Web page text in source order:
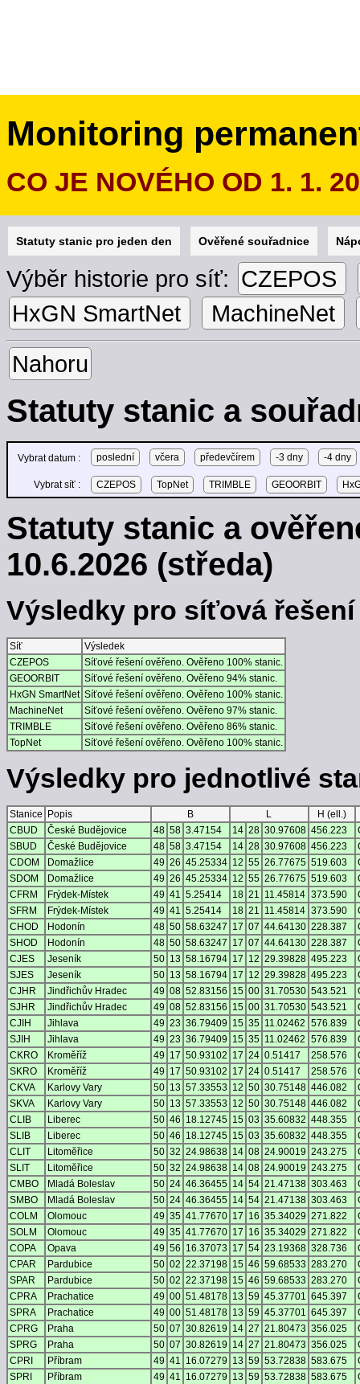
Monitoring
CO JE NOVÉHO OD 1. 1.
Statuty stanic pro jeden den Ověřené souřadnice
Výběr historie pro síť: CZEPOS
HxGN SmartNet
MachineNet
Nahoru
Statuty stanic a
Vybrat datum : poslední včera předevčírem -3 dny -4 dny
Vybrat síť : CZEPOS TopNet TRIMBLE GEOORBIT
Statuty stanic a
10.6.2026 (středa)
Výsledky pro síťová
Síť
Výsledek
CZEPOS
Síťové řešení ověřeno. Ověřeno 100% stanic.
GEOORBIT
Síťové řešení ověřeno. Ověřeno 94% stanic.
HxGN SmartNet Síťové řešení ověřeno. Ověřeno 100% stanic.
MachineNet
Síťové řešení ověřeno. Ověřeno 97% stanic.
TRIMBLE
Síťové řešení ověřeno. Ověřeno 86% stanic.
TopNet
Síťové řešení ověřeno. Ověřeno 100% stanic.
Výsledky pro jednotlivé
Stanice Popis B L
H (ell.)
CBUD
České Budějovice 48 58 3.47154 14 28 30.97608 456.223
SBUD
České Budějovice 48 58 3.47154 14 28 30.97608 456.223
CDOM
Domažlice 49 26 45.25334 12 55 26.77675 519.603
SDOM
Domažlice 49 26 45.25334 12 55 26.77675 519.603
CFRM
Frýdek-Místek 49 41 5.25414 18 21 11.45814 373.590
SFRM
Frýdek-Místek 49 41 5.25414 18 21 11.45814 373.590
CHOD
Hodonín 48 50 58.63247 17 07 44.64130 228.387
SHOD
Hodonín 48 50 58.63247 17 07 44.64130 228.387
CJES
Jeseník 50 13 58.16794 17 12 29.39828 495.223
SJES
Jeseník 50 13 58.16794 17 12 29.39828 495.223
CJHR
Jindřichův Hradec 49 08 52.83156 15 00 31.70530 543.521
SJHR
Jindřichův Hradec 49 08 52.83156 15 00 31.70530 543.521
CJIH
Jihlava 49 23 36.79409 15 35 11.02462 576.839
SJIH
Jihlava 49 23 36.79409 15 35 11.02462 576.839
CKRO
Kroměříž 49 17 50.93102 17 24 0.51417 258.576
SKRO
Kroměříž 49 17 50.93102 17 24 0.51417 258.576
CKVA
Karlovy Vary 50 13 57.33553 12 50 30.75148 446.082
SKVA
Karlovy Vary 50 13 57.33553 12 50 30.75148 446.082
CLIB
Liberec 50 46 18.12745 15 03 35.60832 448.355
SLIB
Liberec 50 46 18.12745 15 03 35.60832 448.355
CLIT
Litoměřice 50 32 24.98638 14 08 24.90019 243.275
SLIT
Litoměřice 50 32 24.98638 14 08 24.90019 243.275
CMBO
Mladá Boleslav 50 24 46.36455 14 54 21.47138 303.463
SMBO
Mladá Boleslav 50 24 46.36455 14 54 21.47138 303.463
COLM
Olomouc 49 35 41.77670 17 16 35.34029 271.822
SOLM
Olomouc 49 35 41.77670 17 16 35.34029 271.822
COPA
Opava 49 56 16.37073 17 54 23.19368 328.736
CPAR
Pardubice 50 02 22.37198 15 46 59.68533 283.270
SPAR
Pardubice 50 02 22.37198 15 46 59.68533 283.270
CPRA
Prachatice 49 00 51.48178 13 59 45.37701 645.397
SPRA
Prachatice 49 00 51.48178 13 59 45.37701 645.397
CPRG
Praha 50 07 30.82619 14 27 21.80473 356.025
SPRG
Praha 50 07 30.82619 14 27 21.80473 356.025
CPRI
Příbram 49 41 16.07279 13 59 53.72838 583.675
SPRI
Příbram 49 41 16.07279 13 59 53.72838 583.675